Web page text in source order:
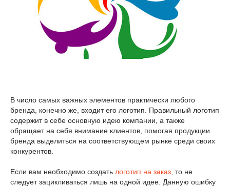
В число самых важных элементов практически любого
бренда, конечно же, входит его логотип. Правильный логотип
содержит в себе основную идею компании, а также
обращает на себя внимание клиентов, помогая продукции
бренда выделиться на соответствующем рынке среди своих
конкурентов.
Если вам необходимо создать логотип на заказ , то не
следует зацикливаться лишь на одной идее. Данную ошибку